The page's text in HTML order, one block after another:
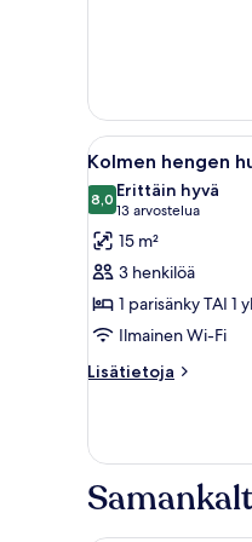
Avaa
kaikki
huonetyypin
Kolmen
hengen
huone
kuvat
7
Kolmen hengen
8,08,0 kautta 10
Erittäin hyvä
13 arvostelua
(13
arvostelua)
15 m²
3 henkilöä
1 parisänky TAI 1
Ilmainen Wi-Fi
Lisätietoja
Lisätietoja
huone